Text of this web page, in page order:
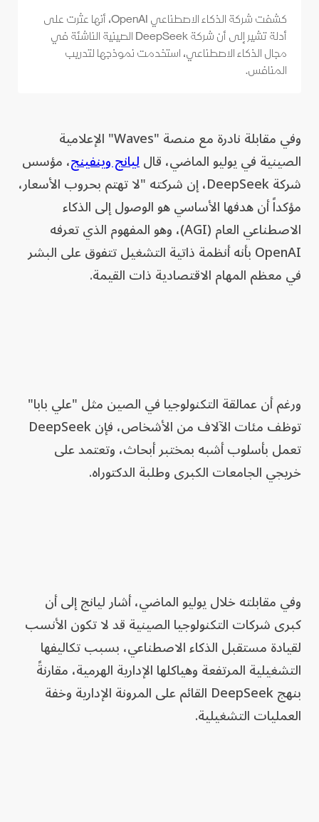
كشفت شركة الذكاء الاصطناعي OpenAI، أنها عثرت على
أدلة تشير إلى أن شركة DeepSeek الصينية الناشئة في
مجال الذكاء الاصطناعي، استخدمت نموذجها لتدريب
المنافس.
وفي مقابلة نادرة مع منصة "Waves" الإعلامية
الصينية في يوليو الماضي، قالليانج وينفينج، مؤسس
شركة DeepSeek، إن شركته "لا تهتم بحروب الأسعار،
مؤكداً أن هدفها الأساسي هو الوصول إلى الذكاء
الاصطناعي العام (AGI)، وهو المفهوم الذي تعرفه
OpenAI بأنه أنظمة ذاتية التشغيل تتفوق على البشر
في معظم المهام الاقتصادية ذات القيمة.
ورغم أن عمالقة التكنولوجيا في الصين مثل "علي بابا"
توظف مئات الآلاف من الأشخاص، فإن DeepSeek
تعمل بأسلوب أشبه بمختبر أبحاث، وتعتمد على
خريجي الجامعات الكبرى وطلبة الدكتوراه.
وفي مقابلته خلال يوليو الماضي، أشار ليانج إلى أن
كبرى شركات التكنولوجيا الصينية قد لا تكون الأنسب
لقيادة مستقبل الذكاء الاصطناعي، بسبب تكاليفها
التشغيلية المرتفعة وهياكلها الإدارية الهرمية، مقارنةً
بنهج DeepSeek القائم على المرونة الإدارية وخفة
العمليات التشغيلية.